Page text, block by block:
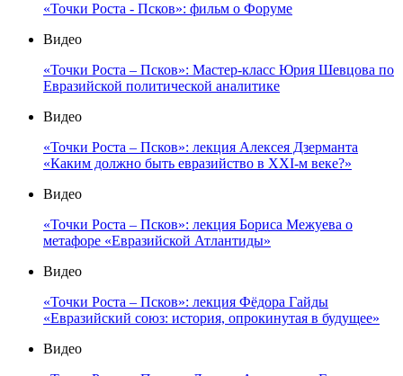
«Точки Роста - Псков»: фильм о Форуме
Видео
«Точки Роста – Псков»: Мастер-класс Юрия Шевцова по
Евразийской политической аналитике
Видео
«Точки Роста – Псков»: лекция Алексея Дзерманта
«Каким должно быть евразийство в XXI-м веке?»
Видео
«Точки Роста – Псков»: лекция Бориса Межуева о
метафоре «Евразийской Атлантиды»
Видео
«Точки Роста – Псков»: лекция Фёдора Гайды
«Евразийский союз: история, опрокинутая в будущее»
Видео